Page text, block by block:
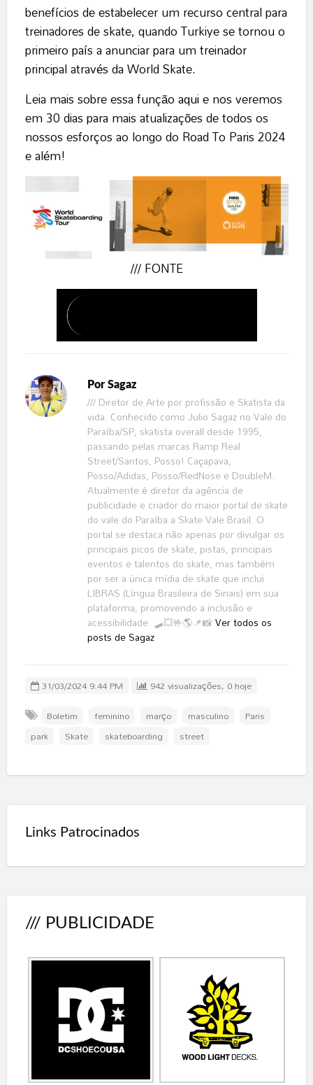
benefícios de estabelecer um recurso central para
treinadores de skate, quando Turkiye se tornou o
primeiro país a anunciar para um treinador
principal através da World Skate.
Leia mais sobre essa funçãoaquie nos veremos
em 30 dias para mais atualizações de todos os
nossos esforços ao longo do Road To Paris 2024
e além!
/// FONTE
Por Sagaz
/// Diretor de Arte por profissão e Skatista da
vida. Conhecido como Julio Sagaz no Vale do
Paraíba/SP, skatista overall desde 1995,
passando pelas marcas Ramp Real
Street/Santos, Posso! Caçapava,
Posso/Adidas, Posso/RedNose e DoubleM.
Atualmente é diretor da agência de
publicidade e criador do maior portal de skate
do vale do Paraíba a Skate Vale Brasil. O
portal se destaca não apenas por divulgar os
principais picos de skate, pistas, principais
eventos e talentos do skate, mas também
por ser a única mídia de skate que inclui
LIBRAS (Língua Brasileira de Sinais) em sua
plataforma, promovendo a inclusão e
acessibilidade. 🛹💥🤟🌎📌📸Ver todos os
posts de Sagaz
31/03/2024 9:44 PM
942 visualizações, 0 hoje
Boletim
feminino março masculino
Paris
park
Skate skateboarding street
Links Patrocinados
/// PUBLICIDADE